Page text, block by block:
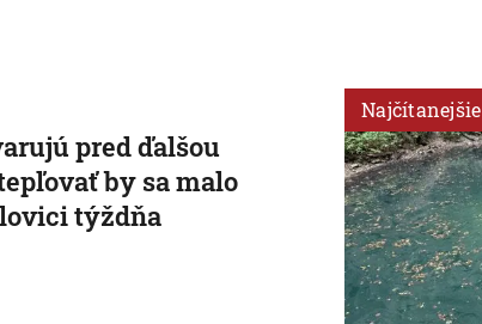
pred ďalšou
by sa malo
týždňa
Najčítanejšie